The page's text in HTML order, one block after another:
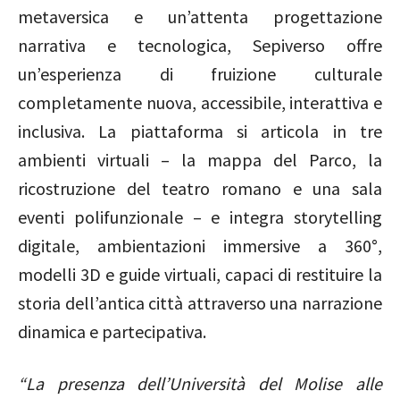
metaversica e un’attenta progettazione
narrativa e tecnologica, Sepiverso offre
un’esperienza di fruizione culturale
completamente nuova, accessibile, interattiva e
inclusiva. La piattaforma si articola in tre
ambienti virtuali – la mappa del Parco, la
ricostruzione del teatro romano e una sala
eventi polifunzionale – e integra storytelling
digitale, ambientazioni immersive a 360°,
modelli 3D e guide virtuali, capaci di restituire la
storia dell’antica città attraverso una narrazione
dinamica e partecipativa.
“La presenza dell’Università del Molise alle